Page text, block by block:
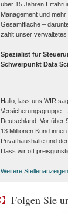
über 15 Jahren
Management und
Gesamtfläche –
zählt unser verwaltetes
Spezialist für
Schwerpunkt Data
Hallo, lass uns WIR
Versicherungsgruppe -
Deutschland. Vor über
13 Millionen
Privathaushalte und
Dass wir oft
Weitere
Folgen Sie